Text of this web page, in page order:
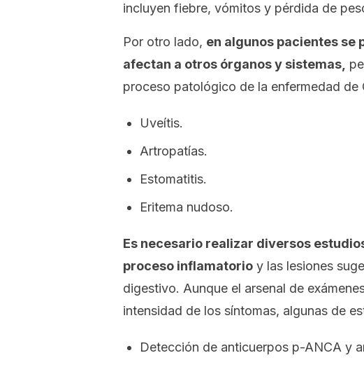
incluyen fiebre, vómitos y pérdida de
Por otro lado, en algunos pacientes se
afectan a otros órganos y sistemas,
proceso patológico de la enfermedad de
Uveítis.
Artropatías.
Estomatitis.
Eritema nudoso.
Es necesario realizar diversos
proceso inflamatorio y las lesiones
digestivo. Aunque el arsenal de
intensidad de los síntomas, algunas de
Detección de anticuerpos p-ANCA y